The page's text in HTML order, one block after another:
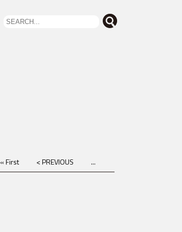
« First < PREVIOUS ...